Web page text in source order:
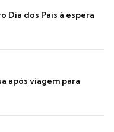
Dia dos Pais à espera
após viagem para